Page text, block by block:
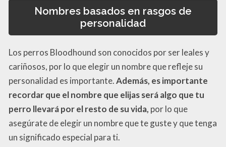
Nombres basados en rasgos de
personalidad
Los perros Bloodhound son conocidos por ser leales y
cariñosos, por lo que elegir un nombre que refleje su
personalidad es importante.Además, es importante
recordar que el nombre que elijas será algo que tu
perro llevará por el resto de su vida, por lo que
asegúrate de elegir un nombre que te guste y que tenga
un significado especial para ti.